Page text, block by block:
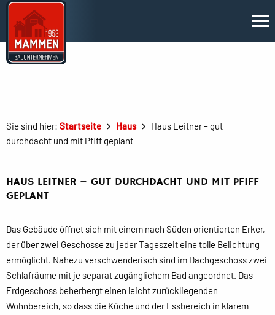
Sie sind hier: Startseite Haus
Haus Leitner – gut
durchdacht und mit Pfiff geplant
HAUS LEITNER – GUT DURCHDACHT UND MIT PFIFF
GEPLANT
Das Gebäude öffnet sich mit einem nach Süden orientierten Erker,
der über zwei Geschosse zu jeder Tageszeit eine tolle Belichtung
ermöglicht. Nahezu verschwenderisch sind im Dachgeschoss zwei
Schlafräume mit je separat zugänglichem Bad angeordnet. Das
Erdgeschoss beherbergt einen leicht zurückliegenden
Wohnbereich, so dass die Küche und der Essbereich in klarem